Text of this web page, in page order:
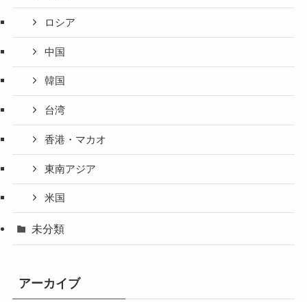
ロシア
中国
韓国
台湾
香港・マカオ
東南アジア
米国
未分類
アーカイブ